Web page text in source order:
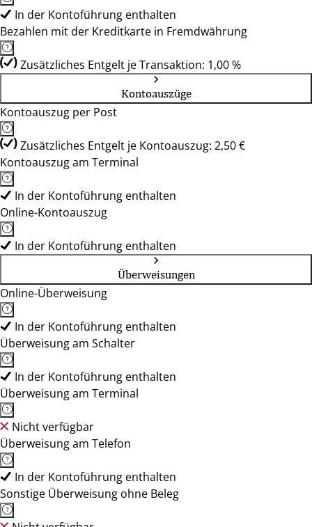
In der Kontoführung enthalten
Bezahlen mit der Kreditkarte in Fremdwährung
Zusätzliches Entgelt je Transaktion: 1,00 %
Kontoauszüge
Kontoauszug per Post
Zusätzliches Entgelt je Kontoauszug: 2,50 €
Kontoauszug am Terminal
In der Kontoführung enthalten
Online-Kontoauszug
In der Kontoführung enthalten
Überweisungen
Online-Überweisung
In der Kontoführung enthalten
Überweisung am Schalter
In der Kontoführung enthalten
Überweisung am Terminal
Nicht verfügbar
Überweisung am Telefon
In der Kontoführung enthalten
Sonstige Überweisung ohne Beleg